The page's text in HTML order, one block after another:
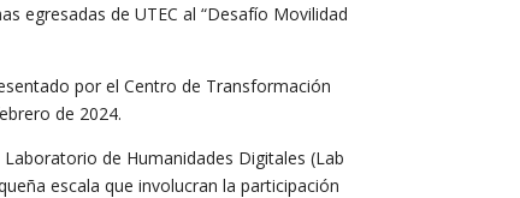
egresadas de UTEC al “Desafío Movilidad
por el Centro de Transformación
de 2024.
de Humanidades Digitales (Lab
escala que involucran la participación